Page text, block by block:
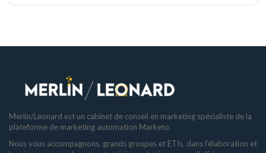
Merlin/Leonard est un cabinet de conseil en marketing spécialiste de la
plateforme de marketing automation Marketo.
Nous vous accompagnons, grands groupes et ETIs, dans l’élaboration et